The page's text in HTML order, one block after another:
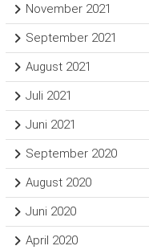
November 2021
September 2021
August 2021
Juli 2021
Juni 2021
September 2020
August 2020
Juni 2020
April 2020